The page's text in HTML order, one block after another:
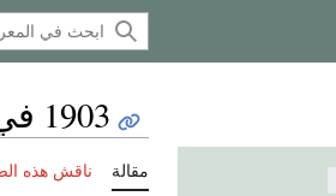
1903 في مصر
مقالة ناقش هذه